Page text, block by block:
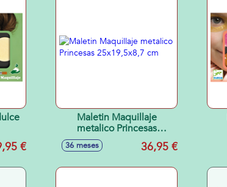
€
Maletin Maquillaje
metalico Princesas
25x19,5x8,7 cm
36 meses 36,95 €